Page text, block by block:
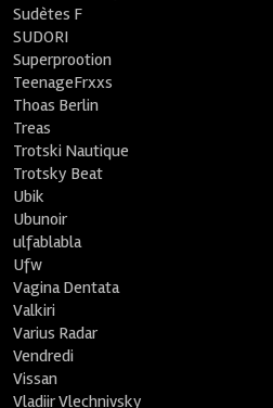
Sudètes F
SUDORI
Superprootion
TeenageFrxxs
Thoas Berlin
Treas
Trotski Nautique
Trotsky Beat
Ubik
Ubunoir
ulfablabla
Ufw
Vagina Dentata
Valkiri
Varius Radar
Vendredi
Vissan
Vladiir Vlechnivsky